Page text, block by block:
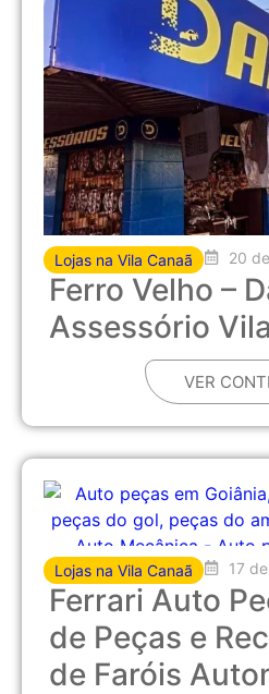
Lojas na Vila Canaã 20
Ferro Velho –
Assessório
VER
Lojas na Vila Canaã 17
Ferrari Auto
de Peças e
de Faróis